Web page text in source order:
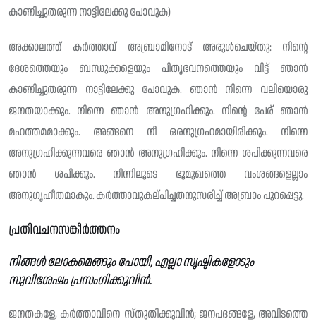
കാണിച്ചുതരുന്ന നാട്ടിലേക്കു പോവുക)
അക്കാലത്ത് കർത്താവ് അബ്രാമിനോട് അരുൾചെയ്തു: നിന്റെ
ദേശത്തെയും ബന്ധുക്കളെയും പിതൃഭവനത്തെയും വിട്ട് ഞാൻ
കാണിച്ചുതരുന്ന നാട്ടിലേക്കു പോവുക. ഞാൻ നിന്നെ വലിയൊരു
ജനതയാക്കും. നിന്നെ ഞാൻ അനുഗ്രഹിക്കും. നിന്റെ പേര് ഞാൻ
മഹത്തമമാക്കും. അങ്ങനെ നീ ഒരനുഗ്രഹമായിരിക്കും. നിന്നെ
അനുഗ്രഹിക്കുന്നവരെ ഞാൻ അനുഗ്രഹിക്കും. നിന്നെ ശപിക്കുന്നവരെ
ഞാൻ ശപിക്കും. നിന്നിലൂടെ ഭൂമുഖത്തെ വംശങ്ങളെല്ലാം
അനുഗൃഹീതമാകും. കർത്താവുകല്പിച്ചതനുസരിച്ച് അബ്രാം പുറപ്പെട്ടു.
പ്രതിവചനസങ്കീർത്തനം
നിങ്ങൾ ലോകമെങ്ങും പോയി, എല്ലാ സൃഷ്ടികളോടും
സുവിശേഷം പ്രസംഗിക്കുവിൻ.
ജനതകളേ, കർത്താവിനെ സ്‌തുതിക്കുവിൻ; ജനപദങ്ങളേ, അവിടത്തെ